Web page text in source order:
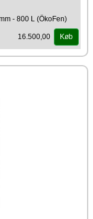
- 800 L (ÖkoFen)
16.500,00 Køb